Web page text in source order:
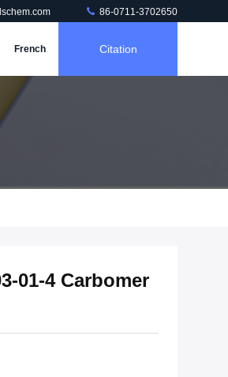
86-0711-3702650
French Citation
01-4 Carbomer